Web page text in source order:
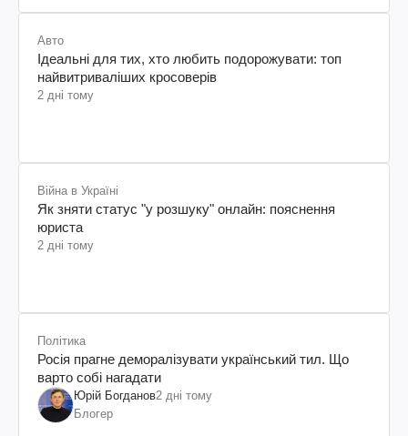
Авто
Ідеальні для тих, хто любить подорожувати: топ
найвитриваліших кросоверів
2 дні тому
Війна в Україні
Як зняти статус "у розшуку" онлайн: пояснення
юриста
2 дні тому
Політика
Росія прагне деморалізувати український тил. Що
варто собі нагадати
Юрій Богданов2 дні тому
Блогер